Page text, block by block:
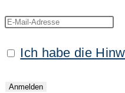
Ich habe die